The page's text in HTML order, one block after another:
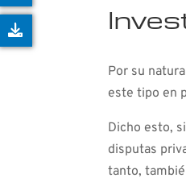
Por su
este tipo en
Dicho esto,
disputas
tanto,